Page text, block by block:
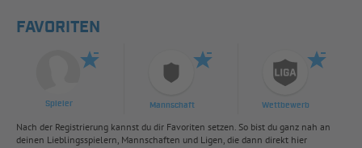
FAVORITEN
Spieler Mannschaft Wettbewerb
Nach der Registrierung kannst du dir Favoriten setzen. So bist du ganz nah an
deinen Lieblingsspielern, Mannschaften und Ligen, die dann direkt hier